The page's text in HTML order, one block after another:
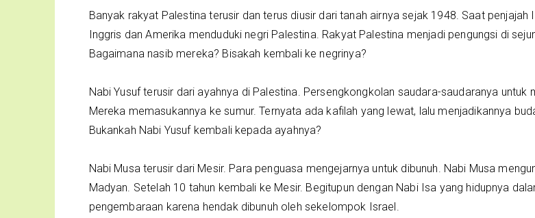
Banyak rakyat Palestina terusir dan terus diusir dari tanah airnya sejak 1948. Saat penjajah
Inggris dan Amerika menduduki negri Palestina. Rakyat Palestina menjadi pengungsi di
Bagaimana nasib mereka? Bisakah kembali ke negrinya?
Nabi Yusuf terusir dari ayahnya di Palestina. Persengkongkolan saudara-saudaranya untuk
Mereka memasukannya ke sumur. Ternyata ada kafilah yang lewat, lalu menjadikannya
Bukankah Nabi Yusuf kembali kepada ayahnya?
Nabi Musa terusir dari Mesir. Para penguasa mengejarnya untuk dibunuh. Nabi Musa
Madyan. Setelah 10 tahun kembali ke Mesir. Begitupun dengan Nabi Isa yang hidupnya
pengembaraan karena hendak dibunuh oleh sekelompok Israel.